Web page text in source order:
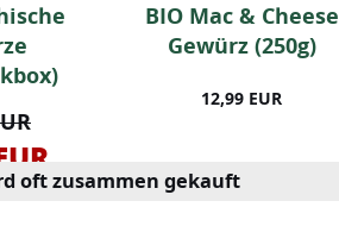
BIO Mac & Cheese
Gewürz (250g)
12,99 EUR
oft zusammen gekauft